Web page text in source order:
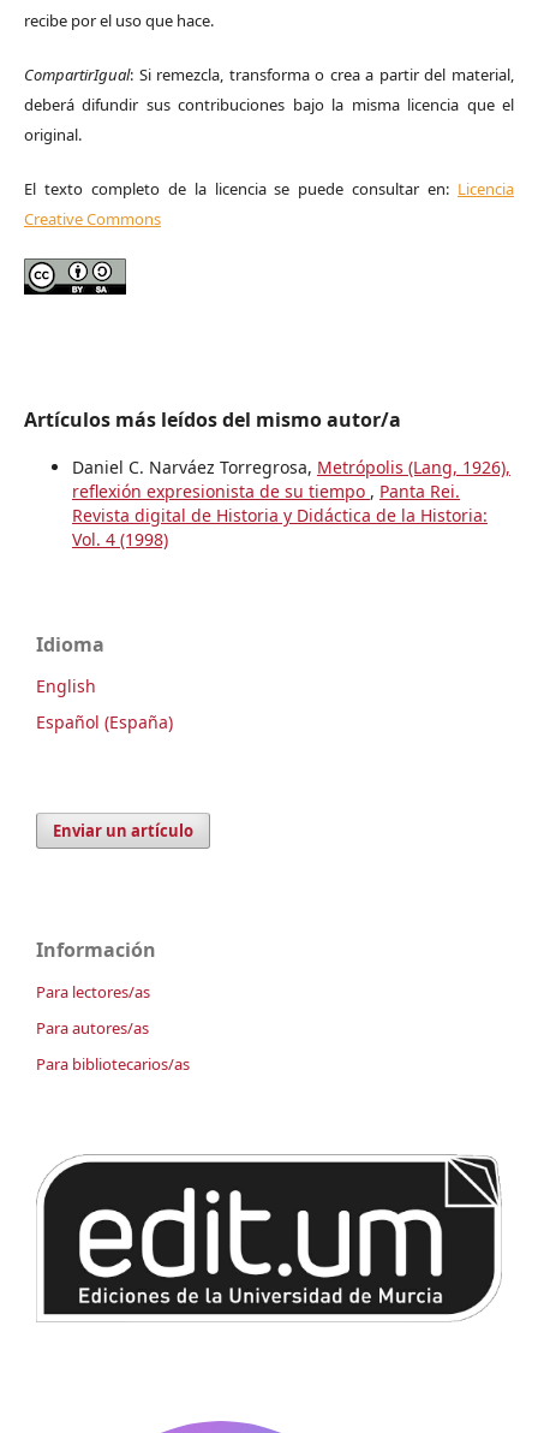
recibe por el uso que hace.
CompartirIgual: Si remezcla, transforma o crea a partir del material,
deberá difundir sus contribuciones bajo la misma licencia que el
original.
El texto completo de la licencia se puede consultar en: Licencia
Creative Commons
Artículos más leídos del mismo autor/a
Daniel C. Narváez Torregrosa, Metrópolis (Lang, 1926),
reflexión expresionista de su tiempo , Panta Rei.
Revista digital de Historia y Didáctica de la Historia:
Vol. 4 (1998)
Idioma
English
Español (España)
Enviar un artículo
Información
Para lectores/as
Para autores/as
Para bibliotecarios/as